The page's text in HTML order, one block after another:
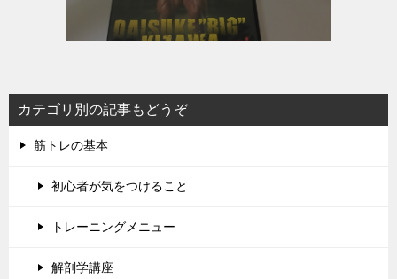
カテゴリ別の記事もどうぞ
筋トレの基本
初心者が気をつけること
トレーニングメニュー
解剖学講座